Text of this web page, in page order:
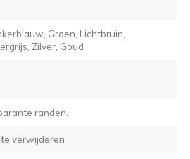
Groen, Lichtbruin,
Zilver, Goud
randen.
verwijderen